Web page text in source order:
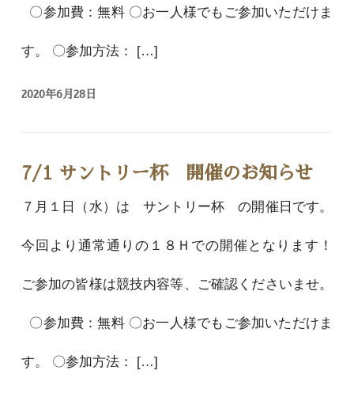
〇参加費：無料 〇お一人様でもご参加いただけま
す。 〇参加方法： […]
2020年6月28日
7/1 サントリー杯 開催のお知らせ
７月１日（水）は サントリー杯 の開催日です。
今回より通常通りの１８Ｈでの開催となります！
ご参加の皆様は競技内容等、ご確認くださいませ。
〇参加費：無料 〇お一人様でもご参加いただけま
す。 〇参加方法： […]